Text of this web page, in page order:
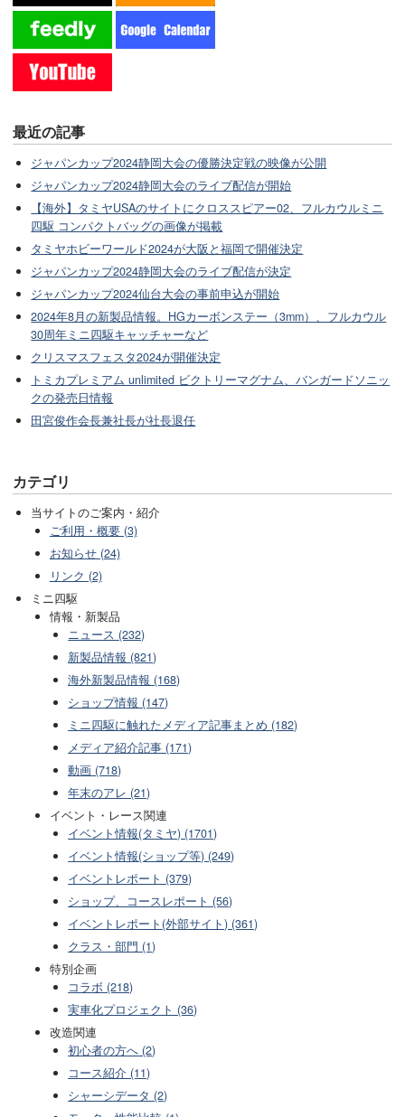
最近の記事
ジャパンカップ2024静岡大会の優勝決定戦の映像が公開
ジャパンカップ2024静岡大会のライブ配信が開始
【海外】タミヤUSAのサイトにクロススピアー02、フルカウルミニ
四駆 コンパクトバッグの画像が掲載
タミヤホビーワールド2024が大阪と福岡で開催決定
ジャパンカップ2024静岡大会のライブ配信が決定
ジャパンカップ2024仙台大会の事前申込が開始
2024年8月の新製品情報。HGカーボンステー（3mm）、フルカウル
30周年ミニ四駆キャッチャーなど
クリスマスフェスタ2024が開催決定
トミカプレミアム unlimited ビクトリーマグナム、バンガードソニッ
クの発売日情報
田宮俊作会長兼社長が社長退任
カテゴリ
当サイトのご案内・紹介
ご利用・概要 (3)
お知らせ (24)
リンク (2)
ミニ四駆
情報・新製品
ニュース (232)
新製品情報 (821)
海外新製品情報 (168)
ショップ情報 (147)
ミニ四駆に触れたメディア記事まとめ (182)
メディア紹介記事 (171)
動画 (718)
年末のアレ (21)
イベント・レース関連
イベント情報(タミヤ) (1701)
イベント情報(ショップ等) (249)
イベントレポート (379)
ショップ、コースレポート (56)
イベントレポート(外部サイト) (361)
クラス・部門 (1)
特別企画
コラボ (218)
実車化プロジェクト (36)
改造関連
初心者の方へ (2)
コース紹介 (11)
シャーシデータ (2)